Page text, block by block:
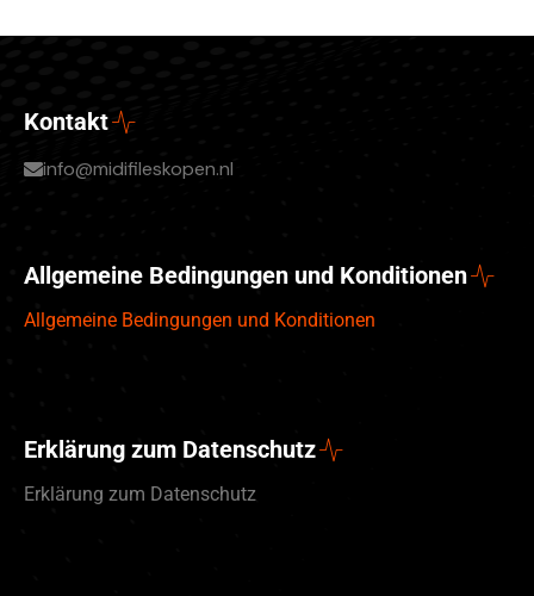
Kontakt
info@midifileskopen.nl
Allgemeine Bedingungen und Konditionen
Allgemeine Bedingungen und Konditionen
Erklärung zum Datenschutz
Erklärung zum Datenschutz